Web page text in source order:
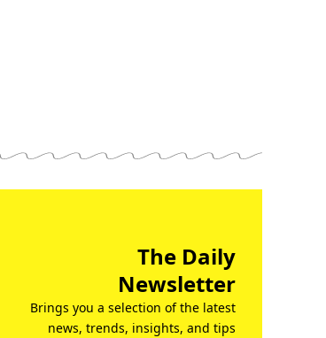
The Daily
Newsletter
Brings you a selection of the latest
news, trends, insights, and tips